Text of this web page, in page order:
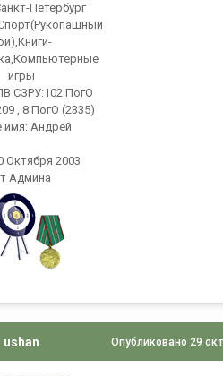
Петербург
игры
СЗРУ:102 ПогО
, 8 ПогО (2335)
имя:Андрей
2003
Админа
ushan Опубликовано 29